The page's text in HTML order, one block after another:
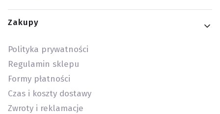
Zakupy
Polityka prywatności
Regulamin sklepu
Formy płatności
Czas i koszty dostawy
Zwroty i reklamacje